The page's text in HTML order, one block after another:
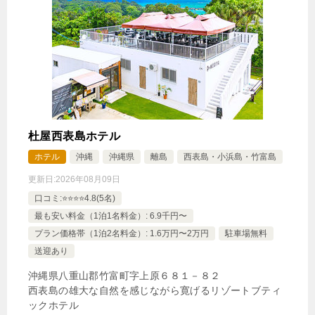
杜屋西表島ホテル
ホテル 沖縄 沖縄県 離島 西表島・小浜島・竹富島
更新日:2026年08月09日
口コミ:⭐️⭐️⭐️⭐️4.8(5名)
最も安い料金（1泊1名料金）: 6.9千円〜
プラン価格帯（1泊2名料金）: 1.6万円〜2万円
駐車場無料
送迎あり
沖縄県八重山郡竹富町字上原６８１－８２
西表島の雄大な自然を感じながら寛げるリゾートブティ
ックホテル